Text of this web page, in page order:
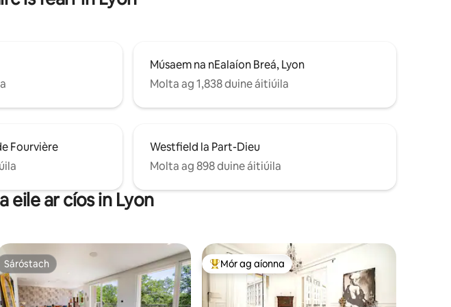
Músaem na nEalaíon Breá, Lyon
Molta ag 1,838 duine áitiúila
Fourvière
Westfield la Part-Dieu
Molta ag 898 duine áitiúila
eile ar cíos in Lyon
Sáróstach
Sáróstach An-mhór ag aíonna
Mór ag aíonna